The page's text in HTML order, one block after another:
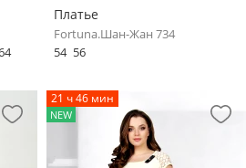
Платье
Fortuna.Шан-Жан 734
54 56
21 ч 46 мин
NEW